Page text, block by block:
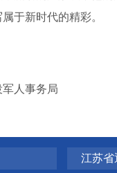
于新时代的精彩。
人事务局
江苏省